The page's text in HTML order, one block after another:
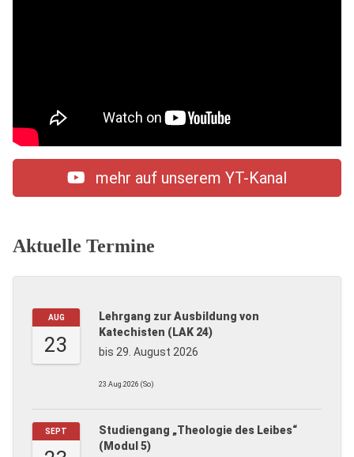
mehr auf unserem YT-Kanal
Aktuelle Termine
AUG
23
Lehrgang zur Ausbildung von
Katechisten (LAK 24)
bis 29. August 2026
23.Aug.2026 (So)
SEPT
Studiengang „Theologie des Leibes“
(Modul 5)